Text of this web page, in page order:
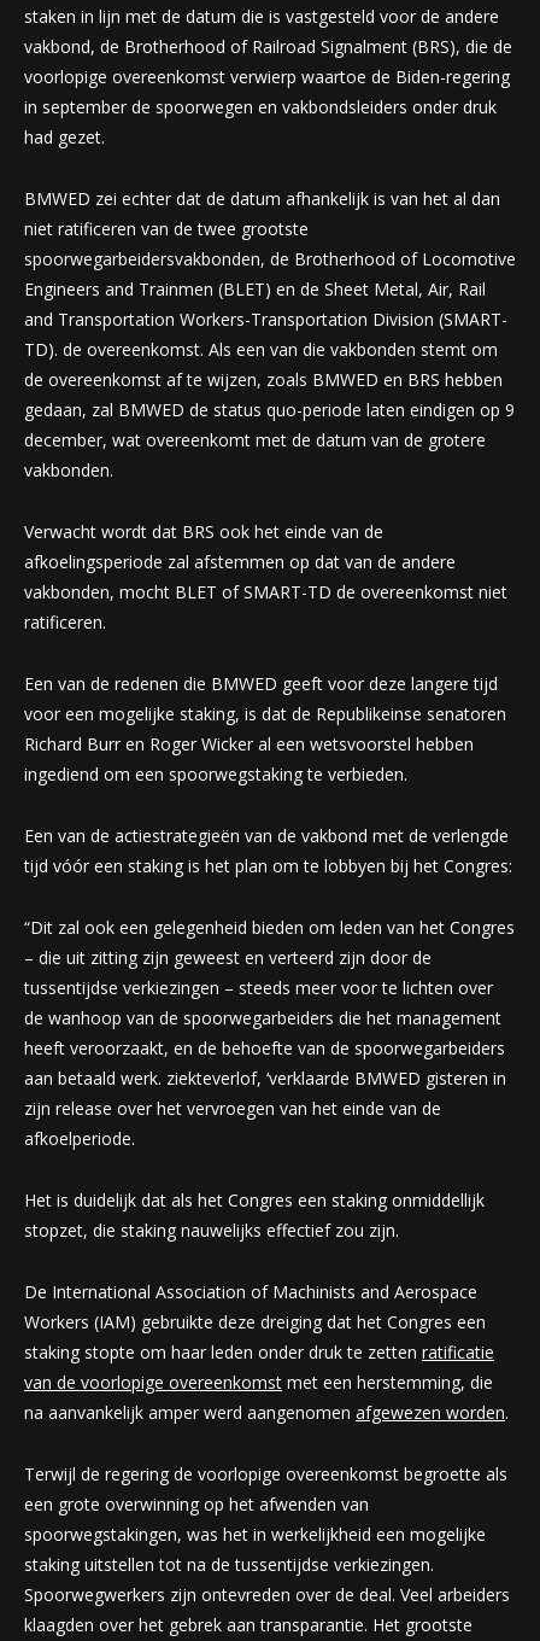
staken in lijn met de datum die is vastgesteld voor de andere
vakbond, de Brotherhood of Railroad Signalment (BRS), die de
voorlopige overeenkomst verwierp waartoe de Biden-regering
in september de spoorwegen en vakbondsleiders onder druk
had gezet.
BMWED zei echter dat de datum afhankelijk is van het al dan
niet ratificeren van de twee grootste
spoorwegarbeidersvakbonden, de Brotherhood of Locomotive
Engineers and Trainmen (BLET) en de Sheet Metal, Air, Rail
and Transportation Workers-Transportation Division (SMART-
TD). de overeenkomst. Als een van die vakbonden stemt om
de overeenkomst af te wijzen, zoals BMWED en BRS hebben
gedaan, zal BMWED de status quo-periode laten eindigen op 9
december, wat overeenkomt met de datum van de grotere
vakbonden.
Verwacht wordt dat BRS ook het einde van de
afkoelingsperiode zal afstemmen op dat van de andere
vakbonden, mocht BLET of SMART-TD de overeenkomst niet
ratificeren.
Een van de redenen die BMWED geeft voor deze langere tijd
voor een mogelijke staking, is dat de Republikeinse senatoren
Richard Burr en Roger Wicker al een wetsvoorstel hebben
ingediend om een ​​spoorwegstaking te verbieden.
Een van de actiestrategieën van de vakbond met de verlengde
tijd vóór een staking is het plan om te lobbyen bij het Congres:
“Dit zal ook een gelegenheid bieden om leden van het Congres
– die uit zitting zijn geweest en verteerd zijn door de
tussentijdse verkiezingen – steeds meer voor te lichten over
de wanhoop van de spoorwegarbeiders die het management
heeft veroorzaakt, en de behoefte van de spoorwegarbeiders
aan betaald werk. ziekteverlof, ‘verklaarde BMWED gisteren in
zijn release over het vervroegen van het einde van de
afkoelperiode.
Het is duidelijk dat als het Congres een staking onmiddellijk
stopzet, die staking nauwelijks effectief zou zijn.
De International Association of Machinists and Aerospace
Workers (IAM) gebruikte deze dreiging dat het Congres een
staking stopte om haar leden onder druk te zetten ratificatie
van de voorlopige overeenkomst met een herstemming, die
na aanvankelijk amper werd aangenomen afgewezen worden.
Terwijl de regering de voorlopige overeenkomst begroette als
een grote overwinning op het afwenden van
spoorwegstakingen, was het in werkelijkheid een mogelijke
staking uitstellen tot na de tussentijdse verkiezingen.
Spoorwegwerkers zijn ontevreden over de deal. Veel arbeiders
klaagden over het gebrek aan transparantie. Het grootste